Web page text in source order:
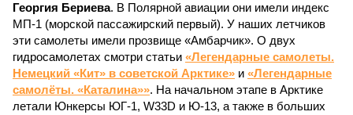
Георгия Бериева. В Полярной авиации они имели индекс
МП-1 (морской пассажирский первый). У наших летчиков
эти самолеты имели прозвище «Амбарчик». О двух
гидросамолетах смотри статьи «Легендарные самолеты.
Немецкий «Кит» в советской Арктике» и «Легендарные
самолёты. «Каталина»». На начальном этапе в Арктике
летали Юнкерсы ЮГ-1, W33D и Ю-13, а также в больших